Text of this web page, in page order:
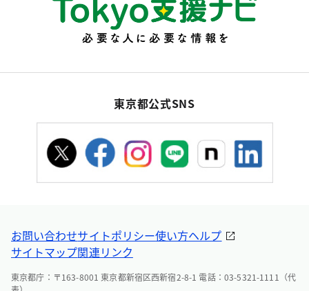
東京都公式SNS
お問い合わせサイトポリシー使い方ヘルプ
サイトマップ関連リンク
東京都庁：〒163-8001 東京都新宿区西新宿2-8-1 電話：03-5321-1111（代